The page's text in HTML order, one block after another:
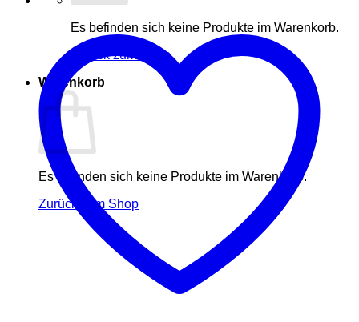
Es befinden sich keine Produkte im Warenkorb.
Zurück zum Shop
Warenkorb
Es befinden sich keine Produkte im Warenkorb.
Zurück zum Shop